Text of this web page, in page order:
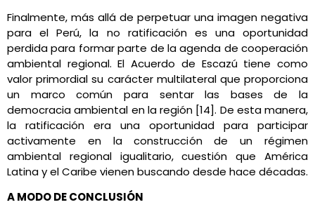
Finalmente, más allá de perpetuar una imagen negativa
para el Perú, la no ratificación es una oportunidad
perdida para formar parte de la agenda de cooperación
ambiental regional. El Acuerdo de Escazú tiene como
valor primordial su carácter multilateral que proporciona
un marco común para sentar las bases de la
democracia ambiental en la región [14]. De esta manera,
la ratificación era una oportunidad para participar
activamente en la construcción de un régimen
ambiental regional igualitario, cuestión que América
Latina y el Caribe vienen buscando desde hace décadas.
A MODO DE CONCLUSIÓN